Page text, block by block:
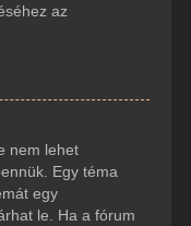
az
nem lehet
Egy téma
egy
le. Ha a fórum